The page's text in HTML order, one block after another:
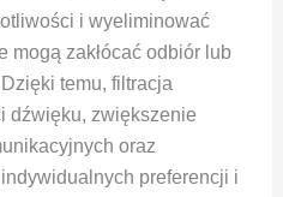
i wyeliminować
mogą zakłócać odbiór lub
temu, filtracja
dźwięku, zwiększenie
oraz
preferencji i